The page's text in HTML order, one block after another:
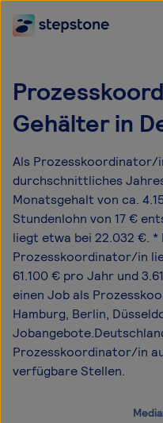
Gehälter in
Als Prozesskoordinator/
durchschnittliches
Monatsgehalt von ca.
Stundenlohn von 17 €
liegt etwa bei 22.032 €. *
Prozesskoordinator/in
61.100 € pro Jahr und
einen Job als
Hamburg, Berlin,
Prozesskoordinator/in
verfügbare Stellen.